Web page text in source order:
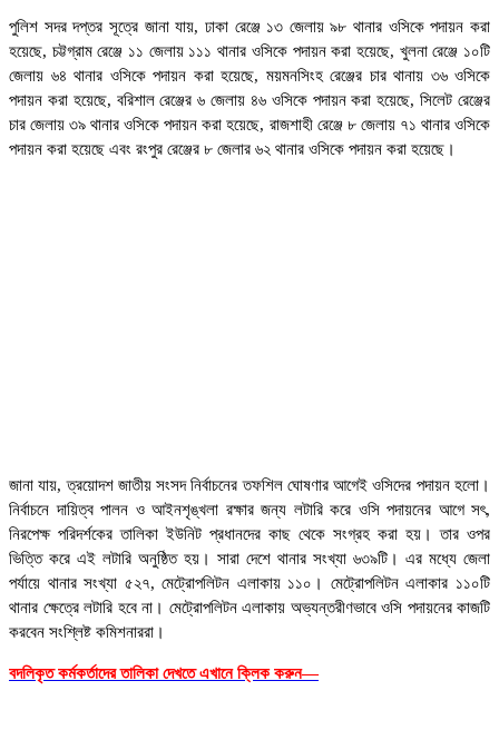
পুলিশ সদর দপ্তর সূত্রে জানা যায়, ঢাকা রেঞ্জে ১৩ জেলায় ৯৮ থানার ওসিকে পদায়ন করা
হয়েছে, চট্টগ্রাম রেঞ্জে ১১ জেলায় ১১১ থানার ওসিকে পদায়ন করা হয়েছে, খুলনা রেঞ্জে ১০টি
জেলায় ৬৪ থানার ওসিকে পদায়ন করা হয়েছে, ময়মনসিংহ রেঞ্জের চার থানায় ৩৬ ওসিকে
পদায়ন করা হয়েছে, বরিশাল রেঞ্জের ৬ জেলায় ৪৬ ওসিকে পদায়ন করা হয়েছে, সিলেট রেঞ্জের
চার জেলায় ৩৯ থানার ওসিকে পদায়ন করা হয়েছে, রাজশাহী রেঞ্জে ৮ জেলায় ৭১ থানার ওসিকে
পদায়ন করা হয়েছে এবং রংপুর রেঞ্জের ৮ জেলার ৬২ থানার ওসিকে পদায়ন করা হয়েছে।
জানা যায়, ত্রয়োদশ জাতীয় সংসদ নির্বাচনের তফশিল ঘোষণার আগেই ওসিদের পদায়ন হলো।
নির্বাচনে দায়িত্ব পালন ও আইনশৃঙ্খলা রক্ষার জন্য লটারি করে ওসি পদায়নের আগে সৎ,
নিরপেক্ষ পরিদর্শকের তালিকা ইউনিট প্রধানদের কাছ থেকে সংগ্রহ করা হয়। তার ওপর
ভিত্তি করে এই লটারি অনুষ্ঠিত হয়। সারা দেশে থানার সংখ্যা ৬৩৯টি। এর মধ্যে জেলা
পর্যায়ে থানার সংখ্যা ৫২৭, মেট্রোপলিটন এলাকায় ১১০। মেট্রোপলিটন এলাকার ১১০টি
থানার ক্ষেত্রে লটারি হবে না। মেট্রোপলিটন এলাকায় অভ্যন্তরীণভাবে ওসি পদায়নের কাজটি
করবেন সংশ্লিষ্ট কমিশনাররা।
বদলিকৃত কর্মকর্তাদের তালিকা দেখতে এখানে ক্লিক করুন—